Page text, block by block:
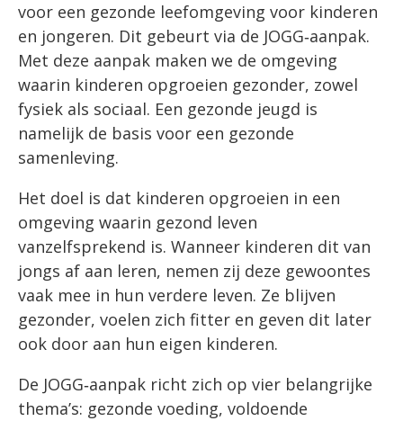
voor een gezonde leefomgeving voor kinderen
en jongeren. Dit gebeurt via de JOGG‑aanpak.
Met deze aanpak maken we de omgeving
waarin kinderen opgroeien gezonder, zowel
fysiek als sociaal. Een gezonde jeugd is
namelijk de basis voor een gezonde
samenleving.
Het doel is dat kinderen opgroeien in een
omgeving waarin gezond leven
vanzelfsprekend is. Wanneer kinderen dit van
jongs af aan leren, nemen zij deze gewoontes
vaak mee in hun verdere leven. Ze blijven
gezonder, voelen zich fitter en geven dit later
ook door aan hun eigen kinderen.
De JOGG‑aanpak richt zich op vier belangrijke
thema’s: gezonde voeding, voldoende